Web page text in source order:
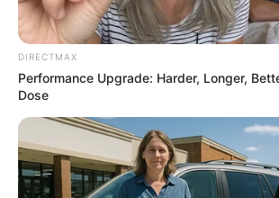
CTA FAVORITE
DIRECTMAX
Performance Upgrade: Harder, Longer,
Dose